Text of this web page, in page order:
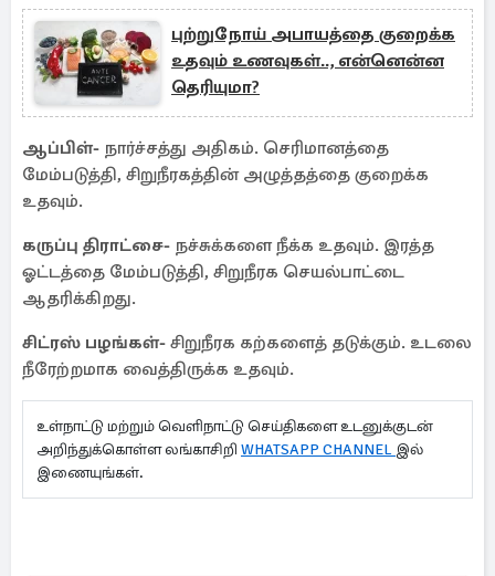
புற்றுநோய் அபாயத்தை குறைக்க
உதவும் உணவுகள்.., என்னென்ன
தெரியுமா?
ஆப்பிள்- நார்ச்சத்து அதிகம். செரிமானத்தை
மேம்படுத்தி, சிறுநீரகத்தின் அழுத்தத்தை குறைக்க
உதவும்.
கருப்பு திராட்சை- நச்சுக்களை நீக்க உதவும். இரத்த
ஓட்டத்தை மேம்படுத்தி, சிறுநீரக செயல்பாட்டை
ஆதரிக்கிறது.
சிட்ரஸ் பழங்கள்- சிறுநீரக கற்களைத் தடுக்கும். உடலை
நீரேற்றமாக வைத்திருக்க உதவும்.
உள்நாட்டு மற்றும் வெளிநாட்டு செய்திகளை உடனுக்குடன்
அறிந்துக்கொள்ள லங்காசிறி WHATSAPP CHANNEL இல்
இணையுங்கள்.